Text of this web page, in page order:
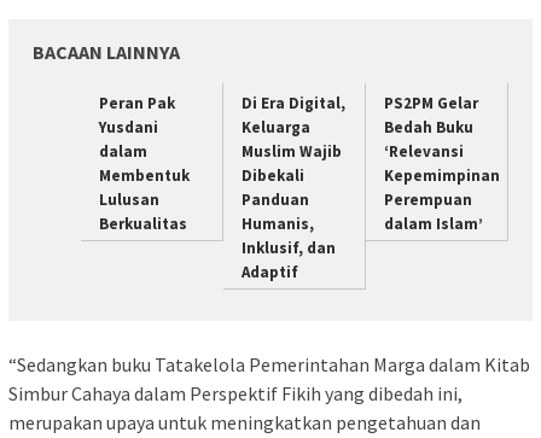
BACAAN LAINNYA
Peran Pak
Yusdani
dalam
Membentuk
Lulusan
Berkualitas
Di Era Digital,
Keluarga
Muslim Wajib
Dibekali
Panduan
Humanis,
Inklusif, dan
Adaptif
PS2PM Gelar
Bedah Buku
‘Relevansi
Kepemimpinan
Perempuan
dalam Islam’
“Sedangkan buku Tatakelola Pemerintahan Marga dalam Kitab
Simbur Cahaya dalam Perspektif Fikih yang dibedah ini,
merupakan upaya untuk meningkatkan pengetahuan dan